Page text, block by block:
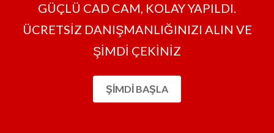
GÜÇLÜ CAD CAM, KOLAY YAPILDI.
ÜCRETSİZ DANIŞMANLIĞINIZI ALIN VE
ŞİMDİ ÇEKİNİZ
ŞIMDI BAŞLA